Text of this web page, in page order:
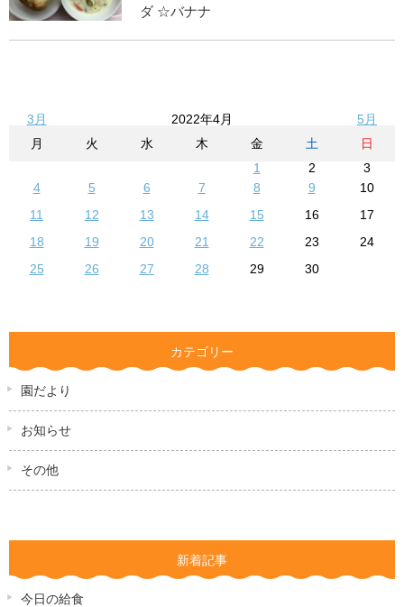
ダ ☆バナナ
3月 2022年4月
5月
月
火 水 木 金 土
日
1
2
3
4
5 6 7 8 9
10
11
12 13 14 15 16
17
18
19 20 21 22 23
24
25
26 27 28 29 30
カテゴリー
園だより
お知らせ
その他
新着記事
今日の給食